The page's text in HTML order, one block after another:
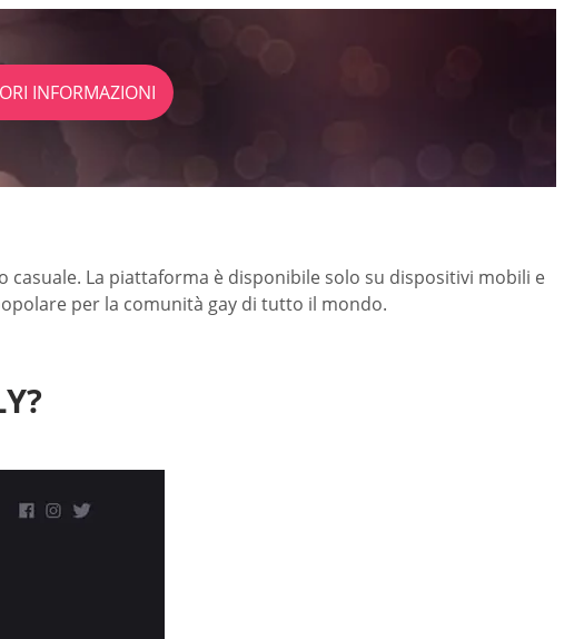
INFORMAZIONI
La piattaforma è disponibile solo su dispositivi mobili e
per la comunità gay di tutto il mondo.